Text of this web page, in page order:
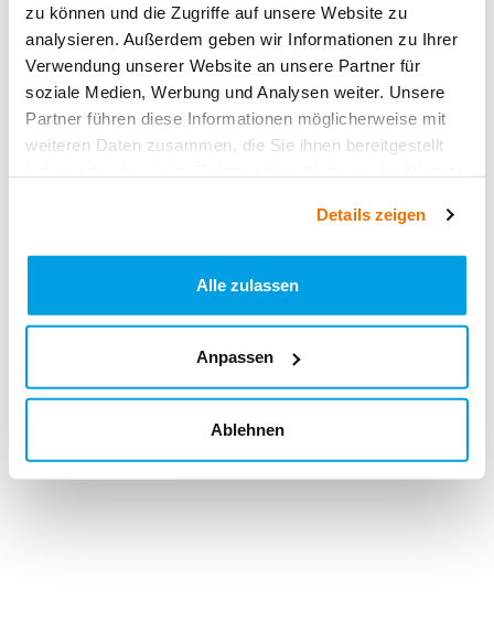
zu können und die Zugriffe auf unsere Website zu
analysieren. Außerdem geben wir Informationen zu Ihrer
Verwendung unserer Website an unsere Partner für
soziale Medien, Werbung und Analysen weiter. Unsere
Partner führen diese Informationen möglicherweise mit
weiteren Daten zusammen, die Sie ihnen bereitgestellt
Details zeigen
Alle zulassen
Anpassen
Ablehnen